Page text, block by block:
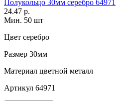
Полукольцо 30мм серебро 64971
24.47 р.
Мин. 50 шт
Цвет серебро
Размер 30мм
Материал цветной металл
Артикул 64971